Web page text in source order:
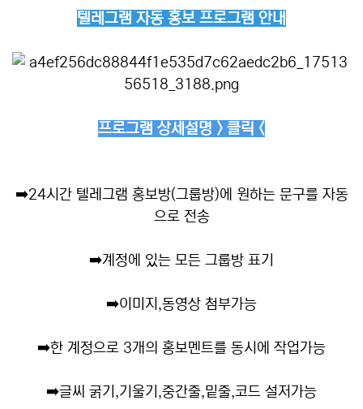
텔레그램 자동 홍보 프로그램 안내
프로그램 상세설명 > 클릭 <
➡️24시간 텔레그램 홍보방(그룹방)에 원하는 문구를 자동
으로 전송
➡️계정에 있는 모든 그룹방 표기
➡️이미지,동영상 첨부가능
➡️한 계정으로 3개의 홍보멘트를 동시에 작업가능
➡️글씨 굵기,기울기,중간줄,밑줄,코드 설저가능